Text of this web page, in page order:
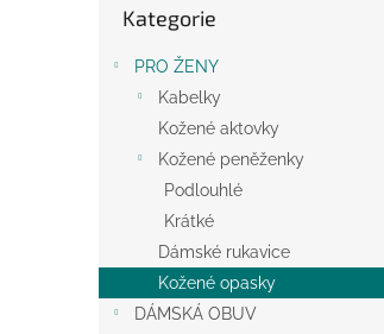
e
l
kategorie
Kategorie
PRO ŽENY
Kabelky
Kožené aktovky
Kožené peněženky
Podlouhlé
Krátké
Dámské rukavice
Kožené opasky
DÁMSKÁ OBUV